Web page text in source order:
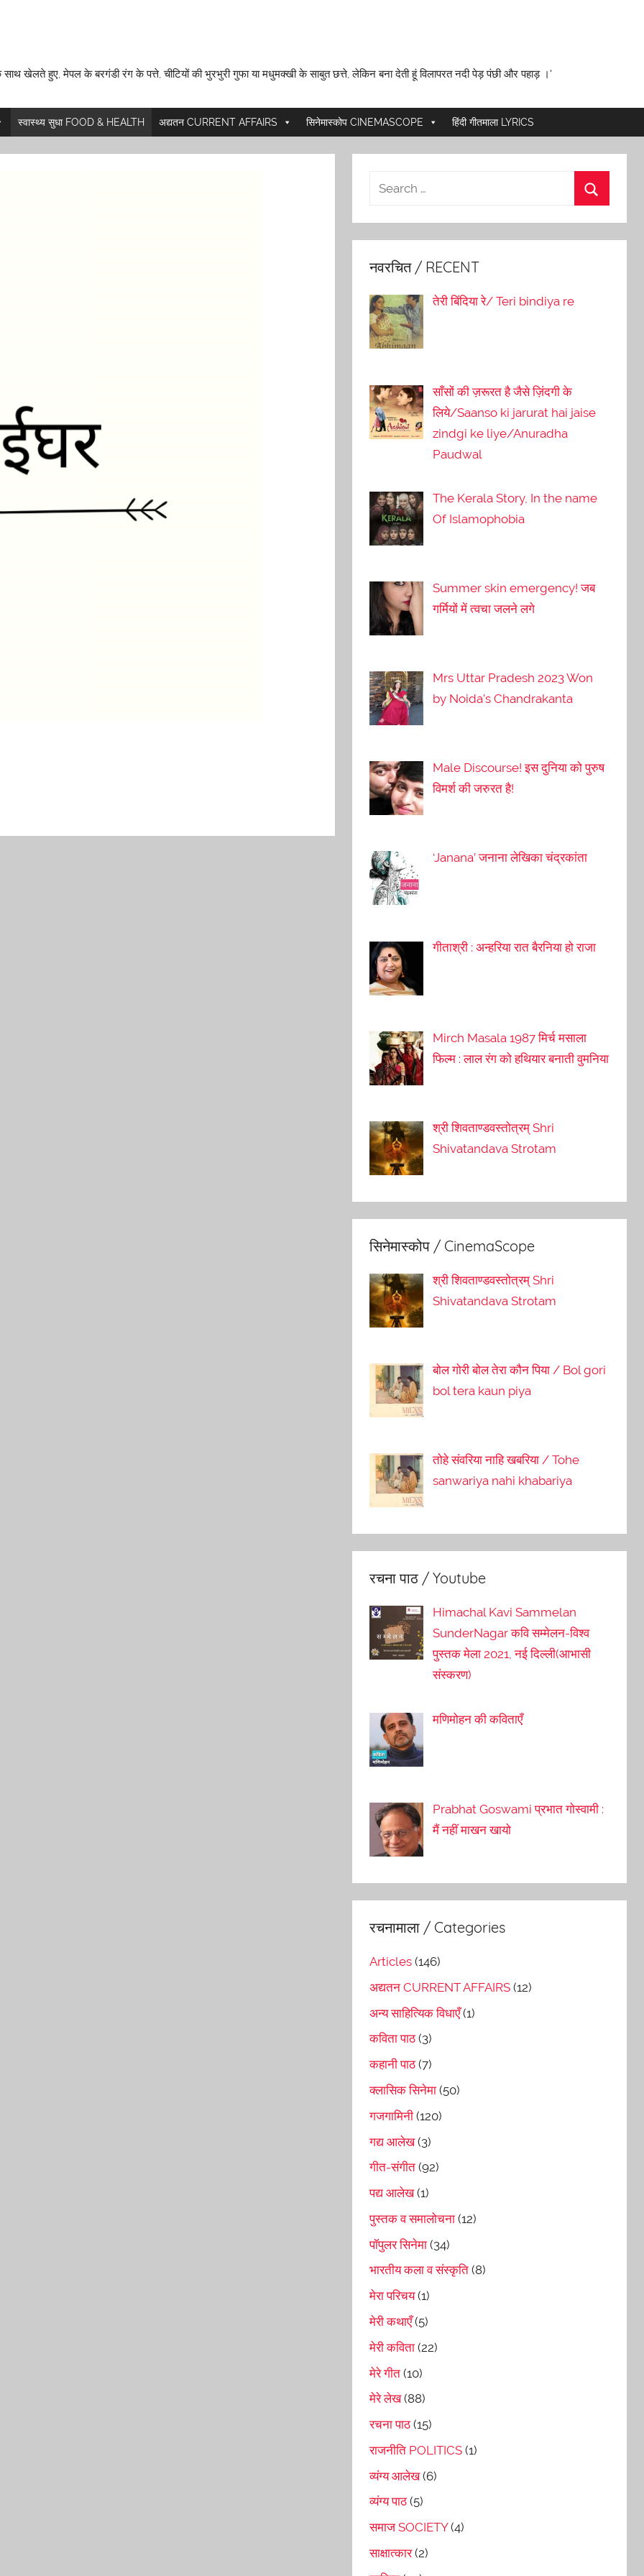
खेलते हुए, मेपल के बरगंडी रंग के पत्ते, चीटियों की भुरभुरी गुफा या मधुमक्खी के साबुत छत्ते, लेकिन बना देती हूं विलापरत नदी पेड़ पंछी और पहाड़ ।'
स्वास्थ्य सुधा FOOD & HEALTH अद्यतन CURRENT AFFAIRS सिनेमास्कोप CINEMASCOPE हिंदी गीतमाला LYRICS
नवरचित / RECENT
तेरी बिंदिया रे/ Teri bindiya re
साँसों की ज़रूरत है जैसे ज़िंदगी के
लिये/Saanso ki jarurat hai jaise
zindgi ke liye/Anuradha
Paudwal
The Kerala Story, In the name
Of Islamophobia
Summer skin emergency! जब
गर्मियों में त्वचा जलने लगे
Mrs Uttar Pradesh 2023 Won
by Noida’s Chandrakanta
Male Discourse! इस दुनिया को पुरुष
विमर्श की जरुरत है!
‘Janana’ जनाना लेखिका चंद्रकांता
गीताश्री : अन्हरिया रात बैरनिया हो राजा
Mirch Masala 1987 मिर्च मसाला
फिल्म : लाल रंग को हथियार बनाती वुमनिया
श्री शिवताण्डवस्तोत्रम् Shri
Shivatandava Strotam
सिनेमास्कोप / CinemaScope
श्री शिवताण्डवस्तोत्रम् Shri
Shivatandava Strotam
बोल गोरी बोल तेरा कौन पिया / Bol gori
bol tera kaun piya
तोहे संवरिया नाहि खबरिया / Tohe
sanwariya nahi khabariya
रचना पाठ / Youtube
Himachal Kavi Sammelan
SunderNagar कवि सम्मेलन-विश्व
पुस्तक मेला 2021, नई दिल्ली(आभासी
संस्करण)
मणिमोहन की कविताएँ
Prabhat Goswami प्रभात गोस्वामी :
मैं नहीं माखन खायो
रचनामाला / Categories
Articles (146)
अद्यतन CURRENT AFFAIRS (12)
अन्य साहित्यिक विधाएँ(1)
कविता पाठ(3)
कहानी पाठ(7)
क्लासिक सिनेमा (50)
गजगामिनी (120)
गद्य आलेख(3)
गीत-संगीत (92)
पद्य आलेख(1)
पुस्तक व समालोचना (12)
पॉपुलर सिनेमा (34)
भारतीय कला व संस्कृति (8)
मेरा परिचय(1)
मेरी कथाएँ(5)
मेरी कविता (22)
मेरे गीत (10)
मेरे लेख(88)
रचना पाठ(15)
राजनीति POLITICS (1)
व्यंग्य आलेख(6)
व्यंग्य पाठ(5)
समाज SOCIETY(4)
साक्षात्कार(2)